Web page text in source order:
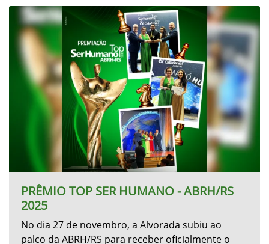
G5Plus Universal™
Notícias